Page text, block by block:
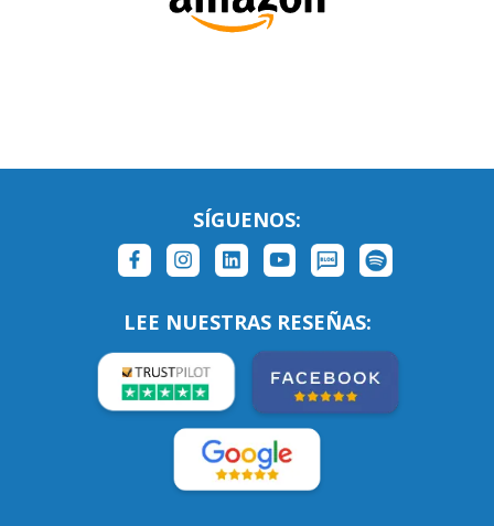
SÍGUENOS:
LEE NUESTRAS RESEÑAS: